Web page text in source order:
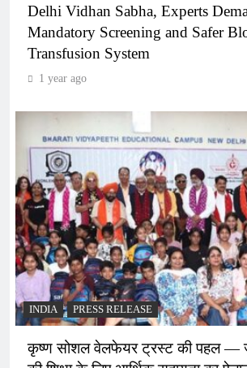
Delhi Vidhan Sabha, Experts
Mandatory Screening and Safer
Transfusion System
1 year ago
INDIA PRESS RELEASE
कृष्ण सोशल वेलफेयर ट्रस्ट की पहल —